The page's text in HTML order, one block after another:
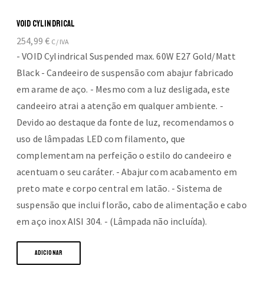
VOID CYLINDRICAL
254,99€ C/ IVA
- VOID Cylindrical Suspended max. 60W E27 Gold/Matt
Black - Candeeiro de suspensão com abajur fabricado
em arame de aço. - Mesmo com a luz desligada, este
candeeiro atrai a atenção em qualquer ambiente. -
Devido ao destaque da fonte de luz, recomendamos o
uso de lâmpadas LED com filamento, que
complementam na perfeição o estilo do candeeiro e
acentuam o seu caráter. - Abajur com acabamento em
preto mate e corpo central em latão. - Sistema de
suspensão que inclui florão, cabo de alimentação e cabo
em aço inox AISI 304. - (Lâmpada não incluída).
ADICIONAR